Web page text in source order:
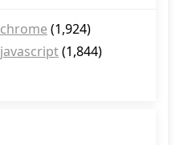
chrome (1,924)
javascript(1,844)